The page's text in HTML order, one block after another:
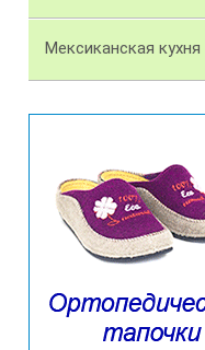
Мексиканская кухня